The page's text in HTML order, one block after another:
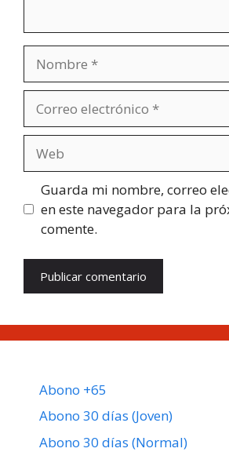
electrónico
Guarda mi nombre, correo
en este navegador para la
comente.
Abono +65
Abono 30 días (Joven)
Abono 30 días (Normal)